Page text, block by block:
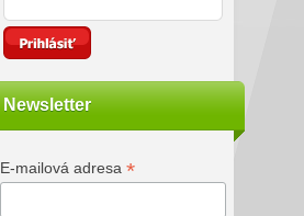
Newsletter
E-mailová adresa *